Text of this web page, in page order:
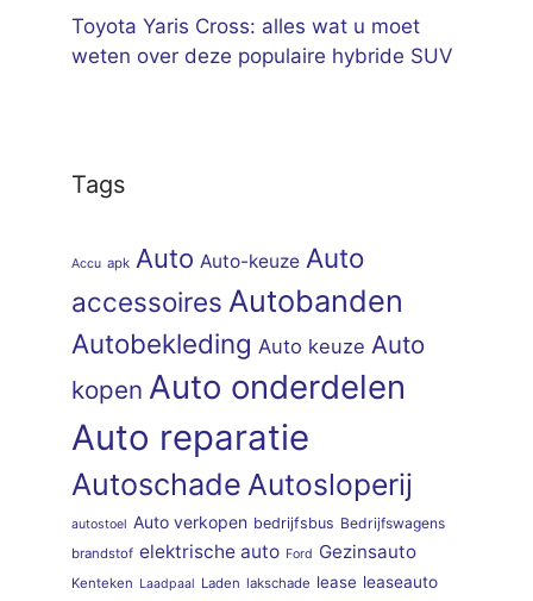
Toyota Yaris Cross: alles wat u moet
weten over deze populaire hybride SUV
Tags
Accu apk Auto Auto-keuze Auto
accessoires Autobanden
Autobekleding Auto keuze Auto
kopen Auto onderdelen
Auto reparatie
Autoschade Autosloperij
autostoel Auto verkopen bedrijfsbus Bedrijfswagens
brandstof elektrische auto Ford Gezinsauto
Kenteken Laadpaal Laden lakschade lease leaseauto